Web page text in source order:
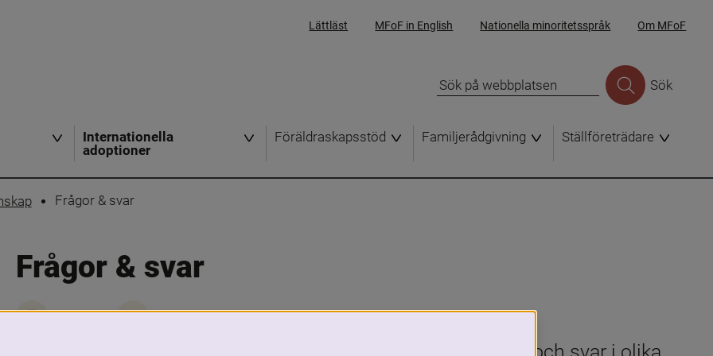
Lättläst MFoF in English Nationella minoritetsspråk Om MFoF
Sök
Internationella
adoptioner
Föräldraskapsstöd Familjerådgivning Ställföreträdare
Frågor & svar
Frågor & svar
Skriv ut Dela